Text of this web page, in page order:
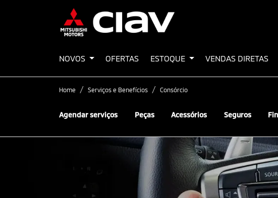
NOVOS OFERTAS ESTOQUE VENDAS DIRETAS
Home Serviços e Benefícios Consórcio
Agendar serviços Peças Acessórios Seguros